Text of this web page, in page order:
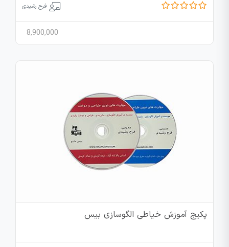
فرح رشیدی
8,900,000
پکیج آموزش خیاطی الگوسازی بیس